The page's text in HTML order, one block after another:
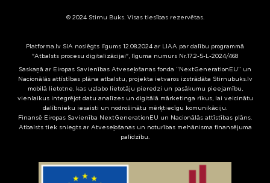
© 2024 Stirnu Buks. Visas tiesības rezervētas.
Platforma.lv SIA noslēgts līgums 12.08.2024 ar LIAA par dalību programmā
"Atbalsts procesu digitalizācijai", līguma numurs Nr.17.2-5-L-2024/468
Saskaņā ar Eiropas Savienības Atveseļošanas fonda “NextGenerationEU” un
Nacionālās attīstības plāna atbalstu, projekta ietvaros izstrādāta Stirnubuks.lv
mobilā lietotne, kas uzlabo lietotāju pieredzi un pasākumu pieejamību,
vienlaikus integrējot datu analīzes un digitālā mārketinga rīkus, lai veicinātu
dalībnieku iesaisti un nodrošinātu mērķtiecīgu komunikāciju.
Finansē Eiropas Savienība NextGenerationEU un Nacionālās attīstības plāns.
Atbalsts tiek sniegts ar Atveseļošanas un noturības mehānisma finansējuma
palīdzību.